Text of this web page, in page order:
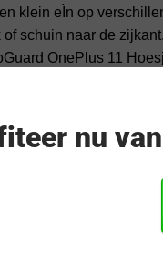
klein eÌn op
schuin naar de
OnePlus 11
nu